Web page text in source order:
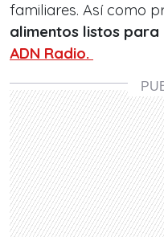
familiares. Así como
alimentos listos para
ADN Radio.